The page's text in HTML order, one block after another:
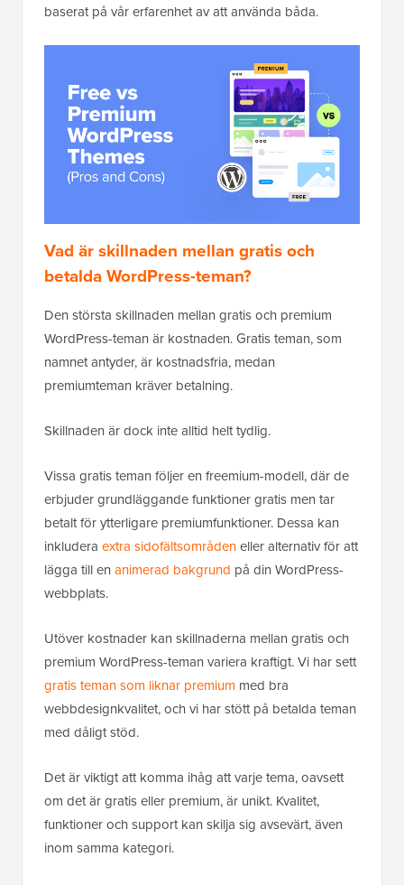
baserat på vår erfarenhet av att använda båda.
Vad är skillnaden mellan gratis och
betalda WordPress-teman?
Den största skillnaden mellan gratis och premium
WordPress-teman är kostnaden. Gratis teman, som
namnet antyder, är kostnadsfria, medan
premiumteman kräver betalning.
Skillnaden är dock inte alltid helt tydlig.
Vissa gratis teman följer en freemium-modell, där de
erbjuder grundläggande funktioner gratis men tar
betalt för ytterligare premiumfunktioner. Dessa kan
inkludera extra sidofältsområdeneller alternativ för att
lägga till en animerad bakgrund på din WordPress-
webbplats.
Utöver kostnader kan skillnaderna mellan gratis och
premium WordPress-teman variera kraftigt. Vi har sett
gratis teman som liknar premium med bra
webbdesignkvalitet, och vi har stött på betalda teman
med dåligt stöd.
Det är viktigt att komma ihåg att varje tema, oavsett
om det är gratis eller premium, är unikt. Kvalitet,
funktioner och support kan skilja sig avsevärt, även
inom samma kategori.